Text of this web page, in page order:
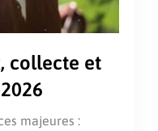
collecte et
majeures :